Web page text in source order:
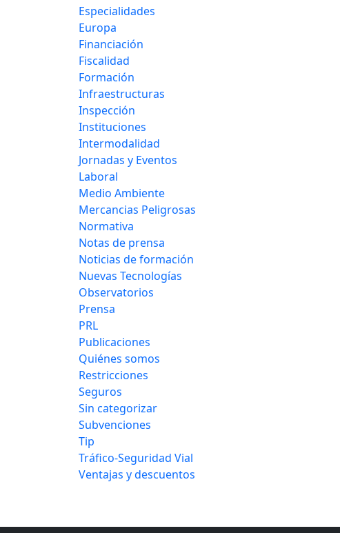
Especialidades
Europa
Financiación
Fiscalidad
Formación
Infraestructuras
Inspección
Instituciones
Intermodalidad
Jornadas y Eventos
Laboral
Medio Ambiente
Mercancias Peligrosas
Normativa
Notas de prensa
Noticias de formación
Nuevas Tecnologías
Observatorios
Prensa
PRL
Publicaciones
Quiénes somos
Restricciones
Seguros
Sin categorizar
Subvenciones
Tip
Tráfico-Seguridad Vial
Ventajas y descuentos